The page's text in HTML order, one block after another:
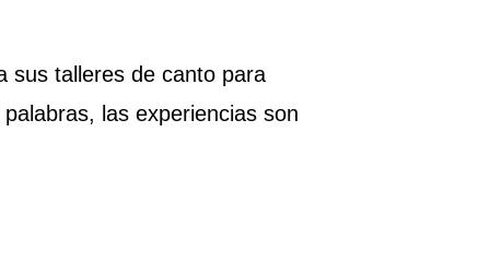
sus talleres de canto para
las experiencias son